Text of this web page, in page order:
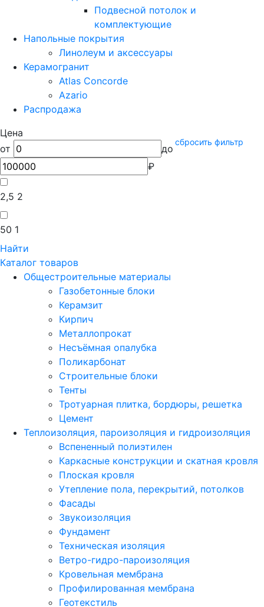
Подвесной потолок и
комплектующие
Напольные покрытия
Линолеум и аксессуары
Керамогранит
Atlas Concorde
Azario
Распродажа
сбросить фильтр
Цена
от
до
₽
2,5 2
50 1
Найти
Каталог товаров
Общестроительные материалы
Газобетонные блоки
Керамзит
Кирпич
Металлопрокат
Несъёмная опалубка
Поликарбонат
Строительные блоки
Тенты
Тротуарная плитка, бордюры, решетка
Цемент
Теплоизоляция, пароизоляция и гидроизоляция
Вспененный полиэтилен
Каркасные конструкции и скатная кровля
Плоская кровля
Утепление пола, перекрытий, потолков
Фасады
Звукоизоляция
Фундамент
Техническая изоляция
Ветро-гидро-пароизоляция
Кровельная мембрана
Профилированная мембрана
Геотекстиль